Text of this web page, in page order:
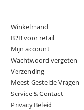
Winkelmand
B2B voor retail
Mijn account
Wachtwoord vergeten
Verzending
Meest Gestelde Vragen
Service & Contact
Privacy Beleid